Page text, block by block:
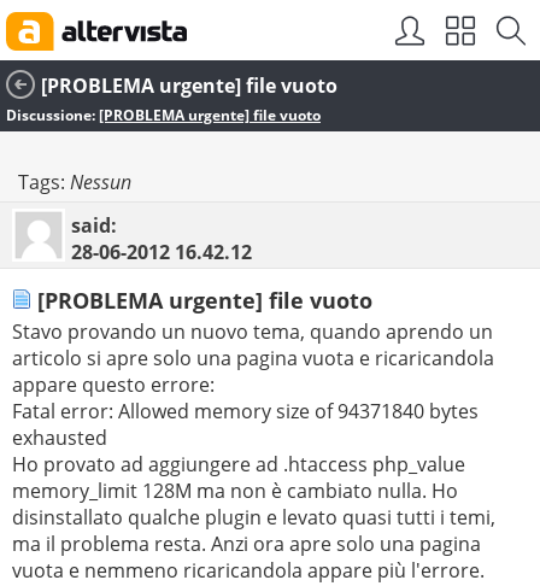
[PROBLEMA urgente] file vuoto
Discussione:[PROBLEMA urgente] file vuoto
Tags: Nessun
said:
28-06-2012 16.42.12
[PROBLEMA urgente] file vuoto
Stavo provando un nuovo tema, quando aprendo un
articolo si apre solo una pagina vuota e ricaricandola
appare questo errore:
Fatal error: Allowed memory size of 94371840 bytes
exhausted
Ho provato ad aggiungere ad .htaccess php_value
memory_limit 128M ma non è cambiato nulla. Ho
disinstallato qualche plugin e levato quasi tutti i temi,
ma il problema resta. Anzi ora apre solo una pagina
vuota e nemmeno ricaricandola appare più l'errore.